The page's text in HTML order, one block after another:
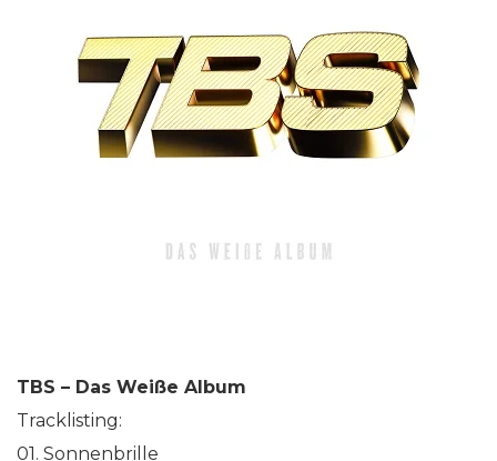
TBS – Das Weiße Album
Tracklisting:
01. Sonnenbrille